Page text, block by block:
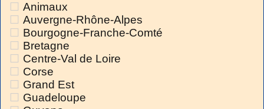
Animaux
Auvergne-Rhône-Alpes
Bourgogne-Franche-Comté
Bretagne
Centre-Val de Loire
Corse
Grand Est
Guadeloupe